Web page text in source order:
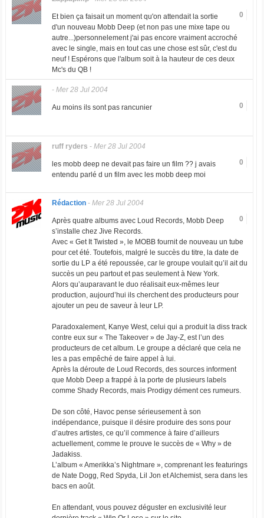
0
Et bien ça faisait un moment qu'on attendait la sortie
d'un nouveau Mobb Deep (et non pas une mixe tape ou
autre...)personnelement j'ai pas encore vraiment accroché
avec le single, mais en tout cas une chose est sûr, c'est du
neuf ! Espérons que l'album soit à la hauteur de ces deux
Mc's du QB !
- Mer 28 Jul 2004
0
Au moins ils sont pas rancunier
ruff ryders - Mer 28 Jul 2004
0
les mobb deep ne devait pas faire un film ?? j avais
entendu parlé d un film avec les mobb deep moi
Rédaction- Mer 28 Jul 2004
0
Après quatre albums avec Loud Records, Mobb Deep
s’installe chez Jive Records.
Avec « Get It Twisted », le MOBB fournit de nouveau un tube
pour cet été. Toutefois, malgré le succès du titre, la date de
sortie du LP a été repoussée, car le groupe voulait qu’il ait du
succès un peu partout et pas seulement à New York.
Alors qu’auparavant le duo réalisait eux-mêmes leur
production, aujourd’hui ils cherchent des producteurs pour
ajouter un peu de saveur à leur LP.
Paradoxalement, Kanye West, celui qui a produit la diss track
contre eux sur « The Takeover » de Jay-Z, est l’un des
producteurs de cet album. Le groupe a déclaré que cela ne
les a pas empêché de faire appel à lui.
Après la déroute de Loud Records, des sources informent
que Mobb Deep a frappé à la porte de plusieurs labels
comme Shady Records, mais Prodigy dément ces rumeurs.
De son côté, Havoc pense sérieusement à son
indépendance, puisque il désire produire des sons pour
d’autres artistes, ce qu’il commence à faire d’ailleurs
actuellement, comme le prouve le succès de « Why » de
Jadakiss.
L’album « Amerikka’s Nightmare », comprenant les featurings
de Nate Dogg, Red Spyda, Lil Jon et Alchemist, sera dans les
bacs en août.
En attendant, vous pouvez déguster en exclusivité leur